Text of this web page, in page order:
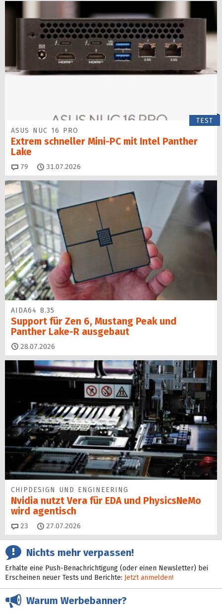
TEST
ASUS NUC 16 PRO
Extrem schneller Mini-PC mit Intel Panther
Lake
79 Kommentare
31.07.2026
AIDA64 8.35
Support für Zen 6, Mustang Peak und
Panther Lake-R ausgebaut
28.07.2026
CHIPDESIGN UND ENGINEERING
Nvidia nutzt Vera für EDA und PhysicsNeMo
wird agentisch
23 Kommentare
27.07.2026
Nichts mehr verpassen!
Erhalte eine Push-Benachrichtigung (oder einen Newsletter) bei
Erscheinen neuer Tests und Berichte: Jetzt anmelden!
Warum Werbebanner?